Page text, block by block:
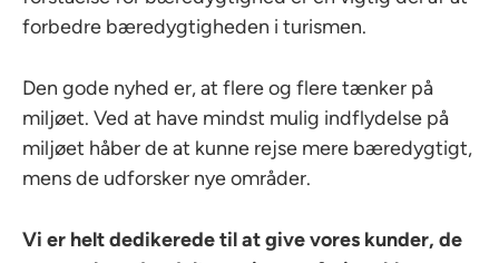
forbedre bæredygtigheden i turismen.
Den gode nyhed er, at flere og flere tænker på
miljøet. Ved at have mindst mulig indflydelse på
miljøet håber de at kunne rejse mere bæredygtigt,
mens de udforsker nye områder.
Vi er helt dedikerede til at give vores kunder, de